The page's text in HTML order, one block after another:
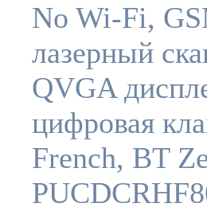
No Wi-Fi,
лазерный
QVGA
цифровая
French, BT